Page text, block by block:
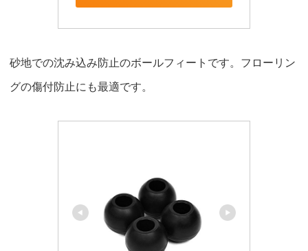
砂地での沈み込み防止のボールフィートです。フローリン
グの傷付防止にも最適です。